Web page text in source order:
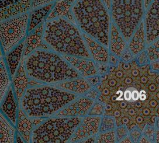
2006